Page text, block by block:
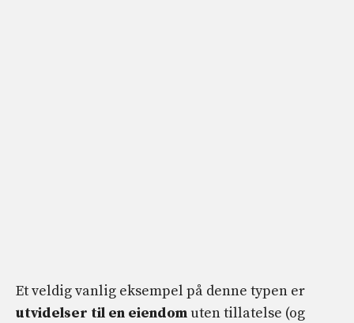
Et veldig vanlig eksempel på denne typen er
utvidelser til en eiendom uten tillatelse (og